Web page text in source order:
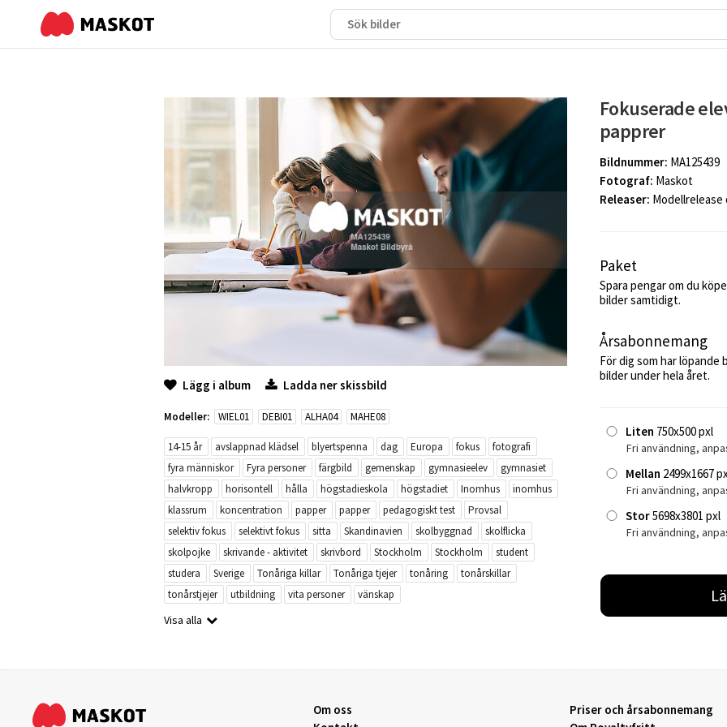
Lägg i album Ladda ner skissbild
Modeller: WIEL01 DEBI01 ALHA04 MAHE08
14-15 år avslappnad klädsel blyertspenna dag Europa fokus
fotografi
fyra människor
Fyra personer färgbild gemenskap gymnasieelev
gymnasiet
halvkropp
horisontell hålla högstadieskola högstadiet Inomhus
inomhus
klassrum
koncentration papper papper pedagogiskt test
Provsal
selektiv fokus
selektivt fokus sitta Skandinavien skolbyggnad
skolflicka
skolpojke
skrivande - aktivitet skrivbord Stockholm Stockholm
student
studera
Sverige Tonåriga killar Tonåriga tjejer tonåring
tonårskillar
tonårstjejer
utbildning vita personer vänskap
Visa alla
Fokuserade
papprer
Bildnummer: MA125439
Fotograf: Maskot
Releaser:
Paket
Spara pengar om du
bilder samtidigt.
Årsabonnemang
För dig som har löpande
bilder under hela året.
Liten 750x500 pxl
Fri användning,
Mellan 2499x1667
Fri användning,
Stor5698x3801 pxl
Fri användning,
Om oss
Priser och årsabonnemang